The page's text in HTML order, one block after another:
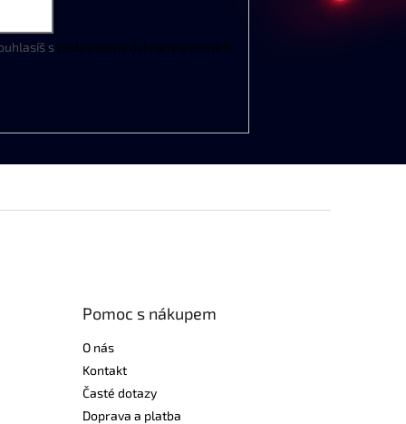
s podmínkami ochrany osobních
Pomoc s nákupem
O nás
Kontakt
Časté dotazy
Doprava a platba